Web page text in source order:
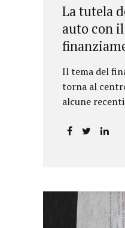
La tutela
auto con
Il tema del
torna al
alcune
anche i costi
consumatori.